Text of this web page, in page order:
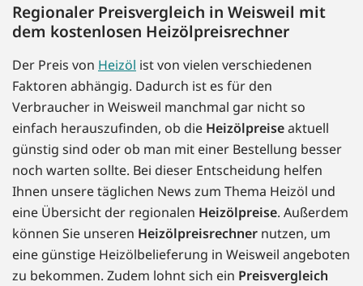
Regionaler Preisvergleich in Weisweil mit
dem kostenlosen Heizölpreisrechner
Der Preis von Heizöl ist von vielen verschiedenen
Faktoren abhängig. Dadurch ist es für den
Verbraucher in Weisweil manchmal gar nicht so
einfach herauszufinden, ob die Heizölpreiseaktuell
günstig sind oder ob man mit einer Bestellung besser
noch warten sollte. Bei dieser Entscheidung helfen
Ihnen unsere täglichen News zum Thema Heizöl und
eine Übersicht der regionalen Heizölpreise. Außerdem
können Sie unseren Heizölpreisrechner nutzen, um
eine günstige Heizölbelieferung in Weisweil angeboten
zu bekommen. Zudem lohnt sich ein Preisvergleich